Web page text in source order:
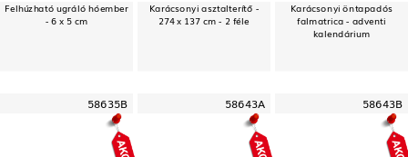
Felhúzható ugráló hóember
- 6 x 5 cm
Karácsonyi asztalterítő -
274 x 137 cm - 2 féle
Karácsonyi öntapadós
falmatrica - adventi
kalendárium
58635B 58643A 58643B